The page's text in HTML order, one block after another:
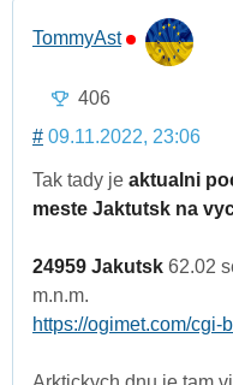
TommyAst
406
# 09.11.2022, 23:06
Tak tady je aktualni
meste Jaktutsk na
24959 Jakutsk 62.02
m.n.m.
https://ogimet.com/cgi-